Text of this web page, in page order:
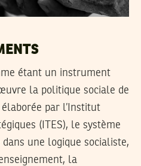
étant un instrument
la politique sociale de
élaborée par l’Institut
(ITES), le système
dans une logique socialiste,
la